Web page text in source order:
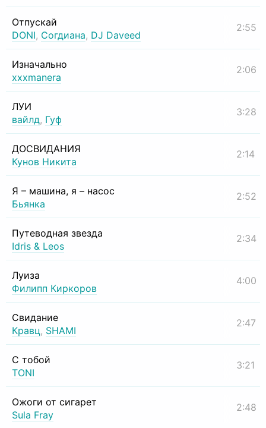
Отпускай
DONI, Согдиана, DJ Daveed
2:55
Изначально
xxxmanera
2:06
ЛУИ
вайлд, Гуф
3:28
ДОСВИДАНИЯ
Кунов Никита
2:14
Я – машина, я – насос
Бьянка
2:52
Путеводная звезда
Idris & Leos
2:34
Луиза
Филипп Киркоров
4:00
Свидание
Кравц, SHAMI
2:47
С тобой
TONI
3:21
Ожоги от сигарет
Sula Fray
2:48